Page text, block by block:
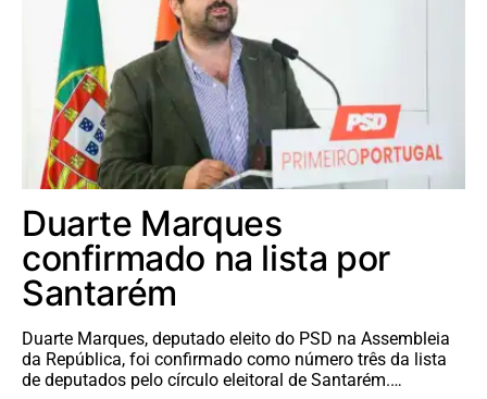
Duarte Marques
confirmado na lista por
Santarém
Duarte Marques, deputado eleito do PSD na Assembleia
da República, foi confirmado como número três da lista
de deputados pelo círculo eleitoral de Santarém.…